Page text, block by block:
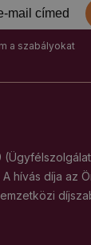
a szabályokat
hívás díja az